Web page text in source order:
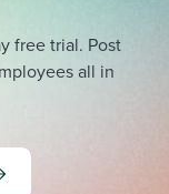
free trial. Post
all in